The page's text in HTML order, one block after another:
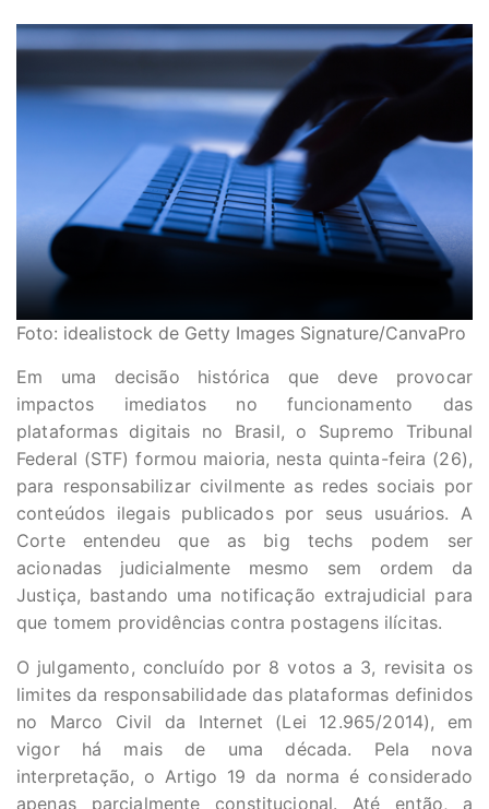
Foto: idealistock de Getty Images Signature/CanvaPro
Em uma decisão histórica que deve provocar
impactos imediatos no funcionamento das
plataformas digitais no Brasil, o Supremo Tribunal
Federal (STF) formou maioria, nesta quinta-feira (26),
para responsabilizar civilmente as redes sociais por
conteúdos ilegais publicados por seus usuários. A
Corte entendeu que as big techs podem ser
acionadas judicialmente mesmo sem ordem da
Justiça, bastando uma notificação extrajudicial para
que tomem providências contra postagens ilícitas.
O julgamento, concluído por 8 votos a 3, revisita os
limites da responsabilidade das plataformas definidos
no Marco Civil da Internet (Lei 12.965/2014), em
vigor há mais de uma década. Pela nova
interpretação, o Artigo 19 da norma é considerado
apenas parcialmente constitucional. Até então, a